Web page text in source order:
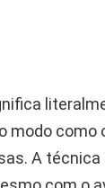
modo como
A técnica